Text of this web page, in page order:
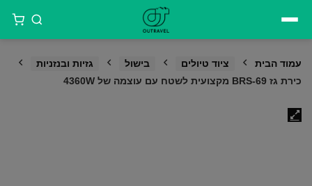
עמוד הבית ציוד טיולים בישול
גזיות ובנזניות
כירת גז BRS-69 מקצועית לשטח עם עוצמה של 4360W